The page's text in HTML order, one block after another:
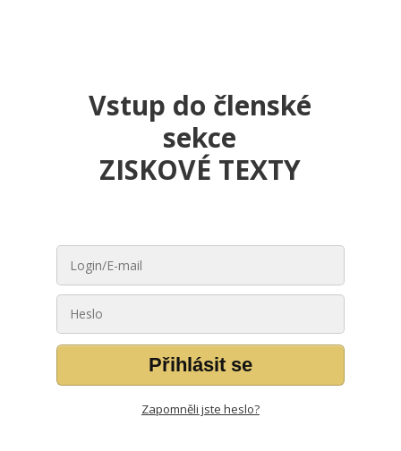
Vstup do členské
sekce
ZISKOVÉ TEXTY
Přihlásit se
Zapomněli jste heslo?